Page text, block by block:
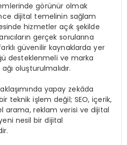
görünür olmak
dijital temelinin sağlam
hizmetler açık şekilde
gerçek sorularına
güvenilir kaynaklarda yer
desteklenmeli ve marka
oluşturulmalıdır.
yapay zekâda
teknik işlem değil; SEO, içerik,
arama, reklam verisi ve dijital
nesil bir dijital